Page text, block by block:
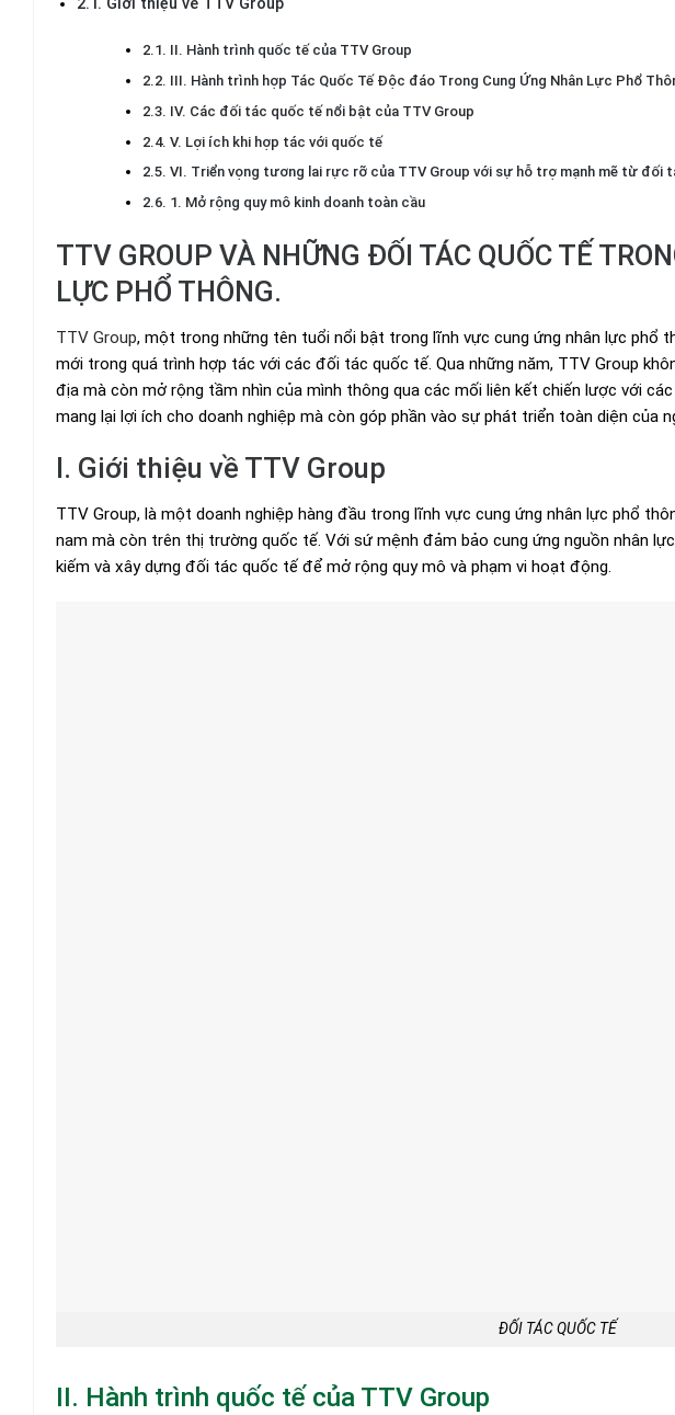
II. Hành trình quốc tế của TTV Group
III. Hành trình hợp Tác Quốc Tế Độc đáo Trong Cung Ứng Nhân Lực Phổ
IV. Các đối tác quốc tế nổi bật của TTV Group
V. Lợi ích khi hợp tác với quốc tế
VI. Triển vọng tương lai rực rỡ của TTV Group với sự hỗ trợ mạnh mẽ từ đối
1. Mở rộng quy mô kinh doanh toàn cầu
TTV GROUP VÀ NHỮNG ĐỐI TÁC QUỐC TẾ
LỰC PHỔ THÔNG.
TTV Group, một trong những tên tuổi nổi bật trong lĩnh vực cung ứng nhân lực phổ
mới trong quá trình hợp tác với các đối tác quốc tế. Qua những năm, TTV Group
địa mà còn mở rộng tầm nhìn của mình thông qua các mối liên kết chiến lược với
mang lại lợi ích cho doanh nghiệp mà còn góp phần vào sự phát triển toàn diện của
I. Giới thiệu về TTV Group
TTV Group, là một doanh nghiệp hàng đầu trong lĩnh vực cung ứng nhân lực phổ
nam mà còn trên thị trường quốc tế. Với sứ mệnh đảm bảo cung ứng nguồn nhân
kiếm và xây dựng đối tác quốc tế để mở rộng quy mô và phạm vi hoạt động.
ĐỐI TÁC QUỐC TẾ
II. Hành trình quốc tế của TTV Group